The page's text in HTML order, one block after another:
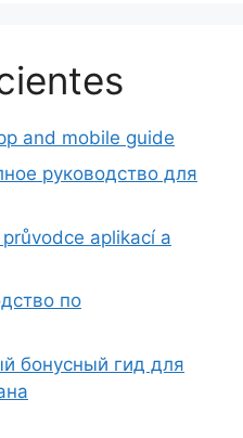
and mobile guide
руководство для
aplikací a
по
бонусный гид для